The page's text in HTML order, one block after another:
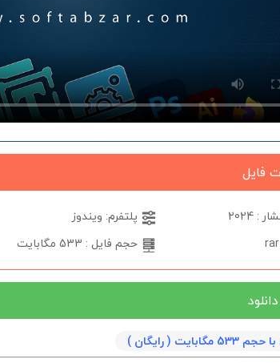
فایل
: 2024 پلتفرم: ویندوز
حجم فایل : 533 مگابایت
مگابایت ( رایگان )